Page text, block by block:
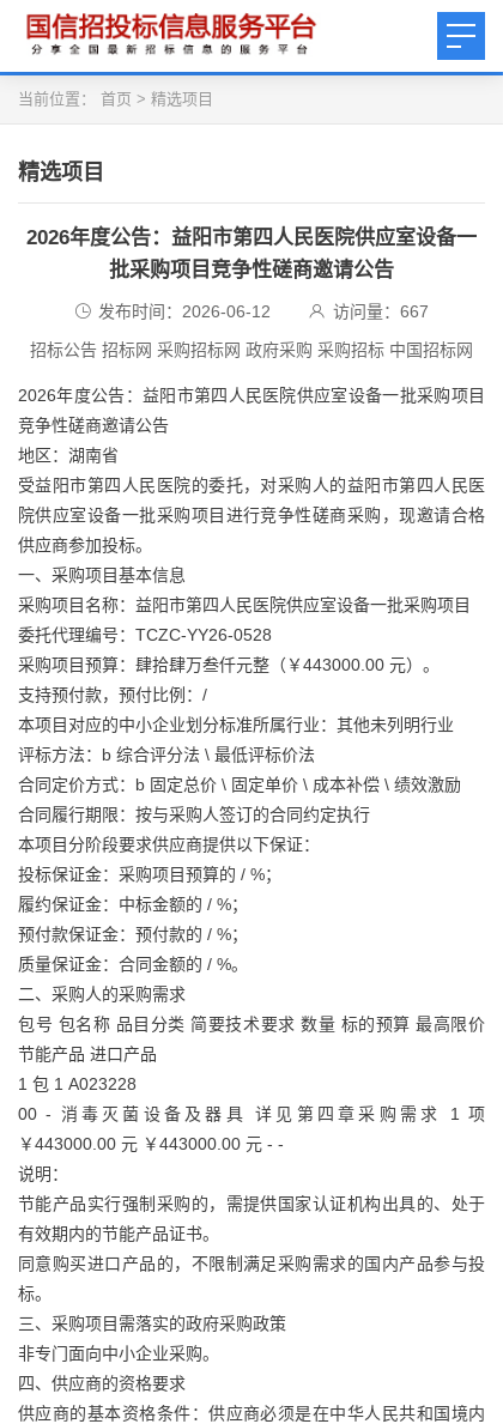
当前位置： 首页 > 精选项目
精选项目
2026年度公告：益阳市第四人民医院供应室设备一
批采购项目竞争性磋商邀请公告
发布时间：2026-06-12 访问量： 667
招标公告 招标网 采购招标网 政府采购 采购招标 中国招标网
2026年度公告：益阳市第四人民医院供应室设备一批采购项目
竞争性磋商邀请公告
地区：湖南省
受益阳市第四人民医院的委托，对采购人的益阳市第四人民医
院供应室设备一批采购项目进行竞争性磋商采购，现邀请合格
供应商参加投标。
一、采购项目基本信息
采购项目名称：益阳市第四人民医院供应室设备一批采购项目
委托代理编号：TCZC-YY26-0528
采购项目预算：肆拾肆万叁仟元整（￥443000.00 元）。
支持预付款，预付比例：/
本项目对应的中小企业划分标准所属行业：其他未列明行业
评标方法：b 综合评分法 \ 最低评标价法
合同定价方式：b 固定总价 \ 固定单价 \ 成本补偿 \ 绩效激励
合同履行期限：按与采购人签订的合同约定执行
本项目分阶段要求供应商提供以下保证：
投标保证金：采购项目预算的 / %；
履约保证金：中标金额的 / %；
预付款保证金：预付款的 / %；
质量保证金：合同金额的 / %。
二、采购人的采购需求
包号 包名称 品目分类 简要技术要求 数量 标的预算 最高限价
节能产品 进口产品
1 包 1 A023228
00 - 消毒灭菌设备及器具 详见第四章采购需求 1 项
￥443000.00 元 ￥443000.00 元 - -
说明：
节能产品实行强制采购的，需提供国家认证机构出具的、处于
有效期内的节能产品证书。
同意购买进口产品的，不限制满足采购需求的国内产品参与投
标。
三、采购项目需落实的政府采购政策
非专门面向中小企业采购。
四、供应商的资格要求
供应商的基本资格条件：供应商必须是在中华人民共和国境内